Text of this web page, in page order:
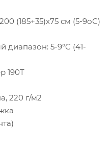
(185+35)x75 см (5-9оС)
диапазон: 5-9°C (41-
190T
220 г/м2